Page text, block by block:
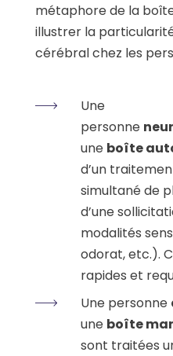
métaphore de la
illustrer la
cérébral chez les
Une
personne
une boîte
d’un
simultané de
d’une
modalités
odorat, etc.).
rapides et
Une personne
une boîte
sont traitées